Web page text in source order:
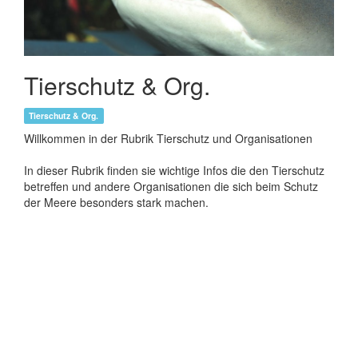
Wir werden oft gefragt wie man Fotos verkleinert oder
bearbeitet. Mit dem Programm Gimp steht ihnen ein
kostenloses Tool zur Verfügung.
The Gimp
Tierschutz & Org.
Tierschutz & Org.
Willkommen in der Rubrik Tierschutz und Organisationen
In dieser Rubrik finden sie wichtige Infos die den Tierschutz
betreffen und andere Organisationen die sich beim Schutz
der Meere besonders stark machen.